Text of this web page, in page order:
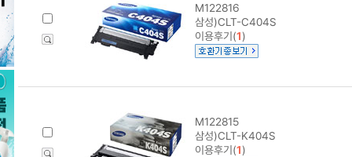
M122816
삼성)CLT-C404S
이용후기(1)
M122815
삼성)CLT-K404S
이용후기(1)